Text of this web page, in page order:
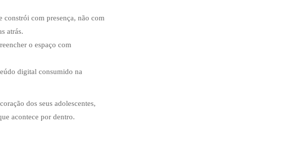
constrói com presença, não com
atrás.
o espaço com
digital consumido na
dos seus adolescentes,
acontece por dentro.